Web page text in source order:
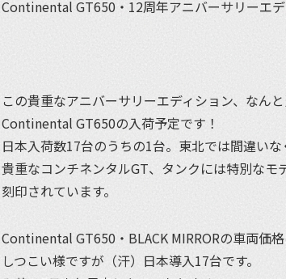
Continental GT650・12周年アニバーサリーエ
この貴重なアニバーサリーエディション、なん
Continental GT650の入荷予定です！
日本入荷数17台のうちの1台。東北では間違いな
貴重なコンチネンタルGT、タンクには特別な
刻印されています。
Continental GT650・BLACK MIRRORの車両価
しつこい様ですが（汗）日本導入17台です。